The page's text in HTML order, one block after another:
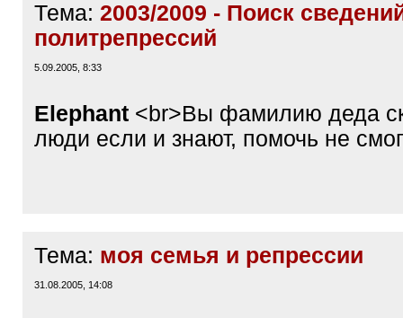
Тема: 2003/2009 - Поиск
политрепрессий
5.09.2005, 8:33
Elephant <br>Вы фамилию деда
люди если и знают, помочь не
Тема: моя семья и репрессии
31.08.2005, 14:08